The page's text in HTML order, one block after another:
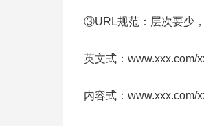
③URL规范：层次要少
英文式：www.xxx.com/
内容式：www.xxx.com/